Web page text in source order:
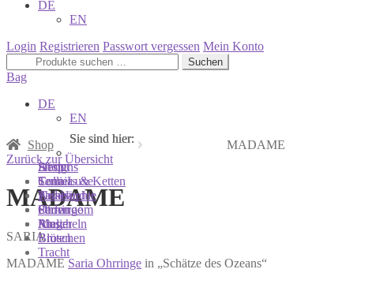
DE
EN
Login Registrieren Passwort vergessen Mein Konto
Suchen
nach:
Suchen
Bag
DE
EN
Shop
MADAME
Zurück zur Übersicht
MADAME
SARIA
MADAME Saria Ohrringe in „Schätze des Ozeans“
Sie sind hier:
Shop
Colliers & Ketten
Armbänder
Ohrringe
Ringe
Broschen
Sie sind hier:
Designs
Terra Luxe
Tasseln
Perlen
Muscheln
Blüten
Tracht
Sie sind hier:
About
Sonnia
Philosophie
Showroom
Atelier